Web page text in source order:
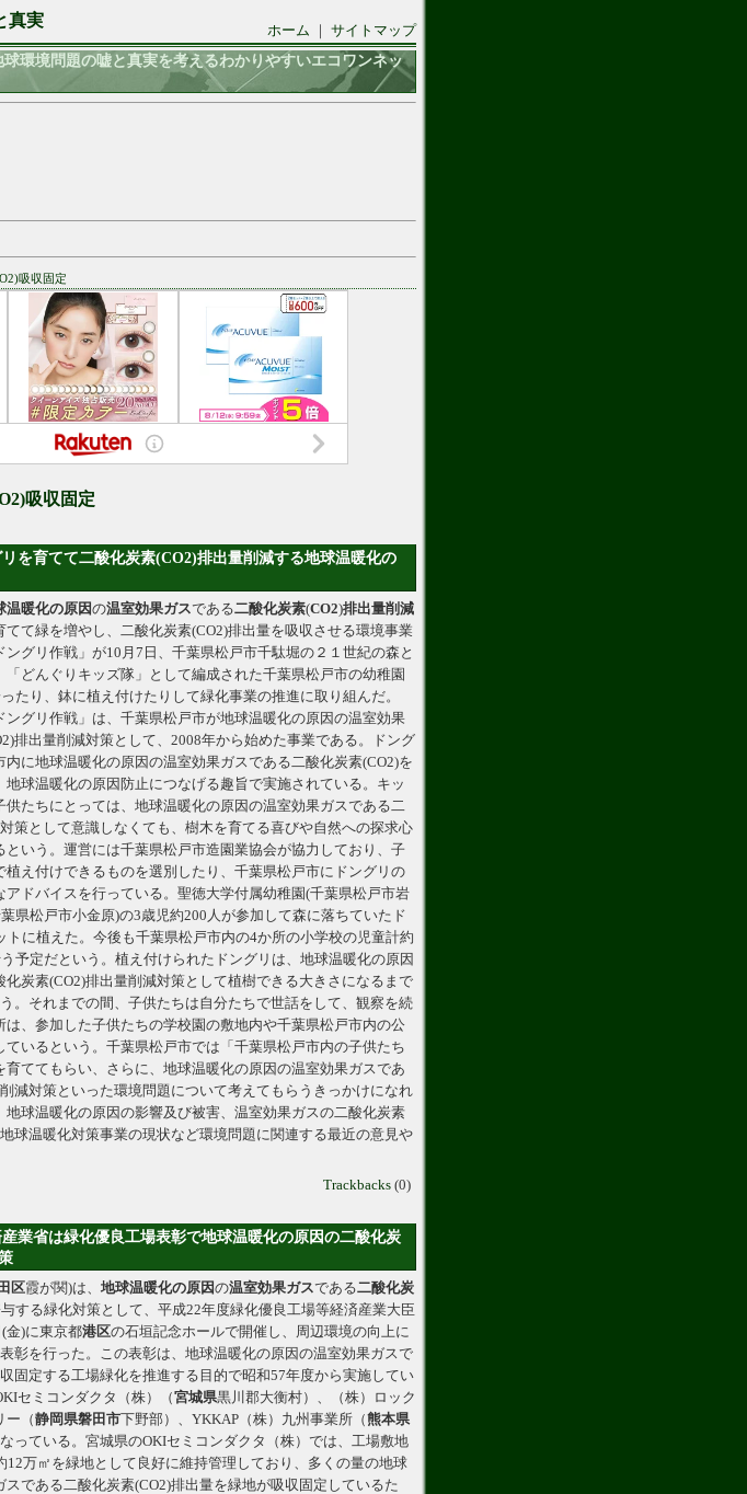
真実
ホーム サイトマップ
環境問題の嘘と真実を考えるわかりやすいエコワンネッ
吸収固定
吸収固定
を育てて二酸化炭素(CO2)排出量削減する地球温暖化の
温暖化の原因の温室効果ガスである二酸化炭素(CO2)排出量削減
てて緑を増やし、二酸化炭素(CO2)排出量を吸収させる環境事業
ングリ作戦」が10月7日、千葉県松戸市千駄堀の２１世紀の森と
「どんぐりキッズ隊」として編成された千葉県松戸市の幼稚園
たり、鉢に植え付けたりして緑化事業の推進に取り組んだ。
ングリ作戦」は、千葉県松戸市が地球温暖化の原因の温室効果
排出量削減対策として、2008年から始めた事業である。ドング
内に地球温暖化の原因の温室効果ガスである二酸化炭素(CO2)を
球温暖化の原因防止につなげる趣旨で実施されている。キッ
供たちにとっては、地球温暖化の原因の温室効果ガスである二
策として意識しなくても、樹木を育てる喜びや自然への探求心
という。運営には千葉県松戸市造園業協会が協力しており、子
植え付けできるものを選別したり、千葉県松戸市にドングリの
アドバイスを行っている。聖徳大学付属幼稚園(千葉県松戸市岩
県松戸市小金原)の3歳児約200人が参加して森に落ちていたド
トに植えた。今後も千葉県松戸市内の4か所の小学校の児童計約
予定だという。植え付けられたドングリは、地球温暖化の原因
炭素(CO2)排出量削減対策として植樹できる大きさになるまで
。それまでの間、子供たちは自分たちで世話をして、観察を続
は、参加した子供たちの学校園の敷地内や千葉県松戸市内の公
ているという。千葉県松戸市では「千葉県松戸市内の子供たち
育ててもらい、さらに、地球温暖化の原因の温室効果ガスであ
減対策といった環境問題について考えてもらうきっかけになれ
地球温暖化の原因の影響及び被害、温室効果ガスの二酸化炭素
球温暖化対策事業の現状など環境問題に関連する最近の意見や
Trackbacks (0)
業省は緑化優良工場表彰で地球温暖化の原因の二酸化炭
区霞が関)は、 地球温暖化の原因の温室効果ガスである二酸化炭
する緑化対策として、平成22年度緑化優良工場等経済産業大臣
金)に東京都港区の石垣記念ホールで開催し、周辺環境の向上に
彰を行った。この表彰は、地球温暖化の原因の温室効果ガスで
固定する工場緑化を推進する目的で昭和57年度から実施してい
セミコンダクタ（株）（宮城県黒川郡大衡村）、（株）ロック
ー（静岡県磐田市下野部）、YKKAP（株）九州事業所（熊本県
っている。宮城県のOKIセミコンダクタ（株）では、工場敷地
12万㎡を緑地として良好に維持管理しており、多くの量の地球
である二酸化炭素(CO2)排出量を緑地が吸収固定しているた